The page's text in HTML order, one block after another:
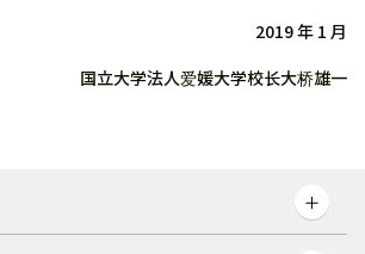
2019 年 1 月
国立大学法人爱媛大学校长大桥雄一